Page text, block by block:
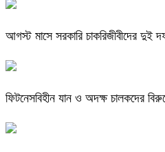
আগস্ট মাসে সরকারি চাকরিজীবীদের দুই
ফিটনেসবিহীন যান ও অদক্ষ চালকদের